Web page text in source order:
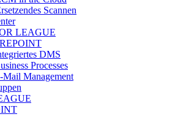
Scannen
LEAGUE
DMS
Processes
Mail Management